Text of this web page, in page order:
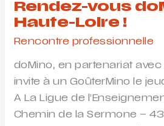
Rendez-vous
Haute-Loire !
Rencontre professionnelle
doMino, en partenariat avec
invite à un GoûterMino le
A La Ligue de
Chemin de la Sermone –